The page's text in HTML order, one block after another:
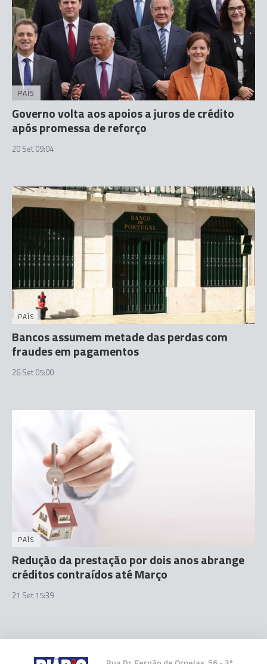
PAÍS
Governo volta aos apoios a juros de crédito
após promessa de reforço
20 Set 09:04
PAÍS
Bancos assumem metade das perdas com
fraudes em pagamentos
26 Set 05:00
PAÍS
Redução da prestação por dois anos abrange
créditos contraídos até Março
21 Set 15:39